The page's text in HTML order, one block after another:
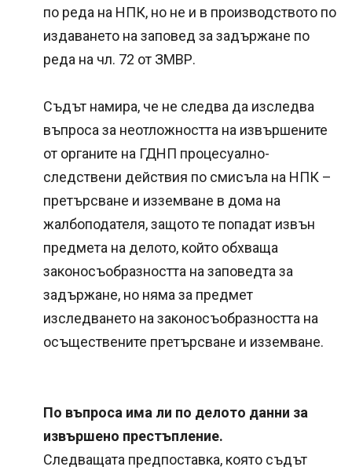
по реда на НПК, но не и в производството по
издаването на заповед за задържане по
реда на чл. 72 от ЗМВР.
Съдът намира, че не следва да изследва
въпроса за неотложността на извършените
от органите на ГДНП процесуално-
следствени действия по смисъла на НПК –
претърсване и изземване в дома на
жалбоподателя, защото те попадат извън
предмета на делото, който обхваща
законосъобразността на заповедта за
задържане, но няма за предмет
изследването на законосъобразността на
осъществените претърсване и изземване.
По въпроса има ли по делото данни за
извършено престъпление.
Следващата предпоставка, която съдът